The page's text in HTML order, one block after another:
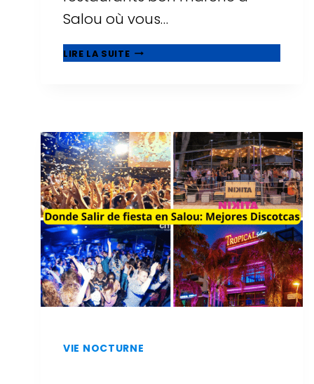
Salou où vous…
LIRE LA SUITEMANGEZ
BIEN
À
SALOU
:
LES
MEILLEURS
RESTAURANTS
VIE NOCTURNE